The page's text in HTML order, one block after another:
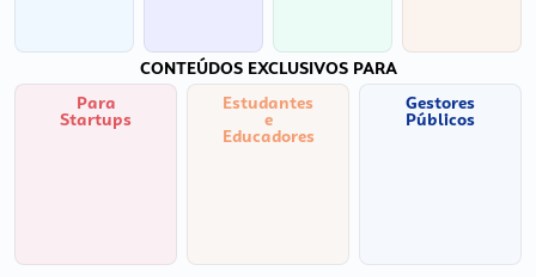
CONTEÚDOS EXCLUSIVOS PARA
Para
Startups
Estudantes
e
Educadores
Gestores
Públicos